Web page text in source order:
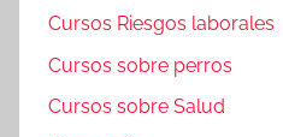
Cursos Riesgos laborales
Cursos sobre perros
Cursos sobre Salud